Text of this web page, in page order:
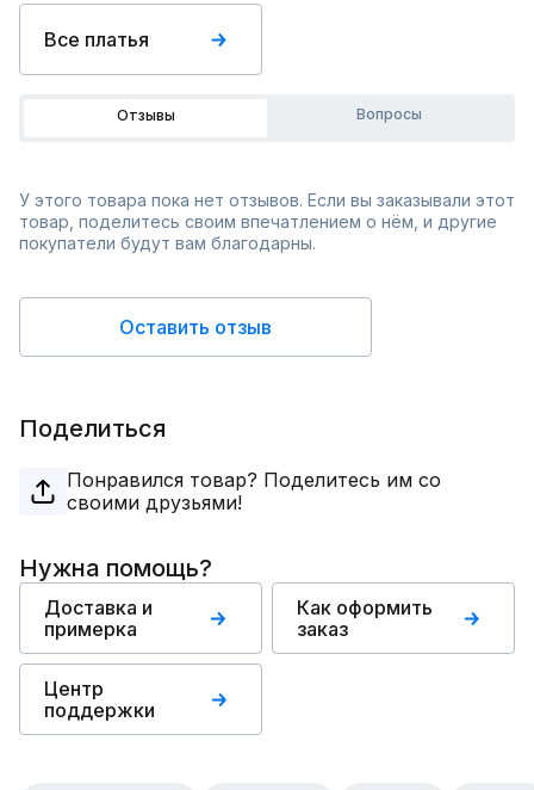
Все платья
Отзывы Вопросы
У этого товара пока нет отзывов. Если вы заказывали этот
товар, поделитесь своим впечатлением о нём, и другие
покупатели будут вам благодарны.
Оставить отзыв
Поделиться
Понравился товар? Поделитесь им со
своими друзьями!
Нужна помощь?
Доставка и
примерка
Как оформить
заказ
Центр
поддержки